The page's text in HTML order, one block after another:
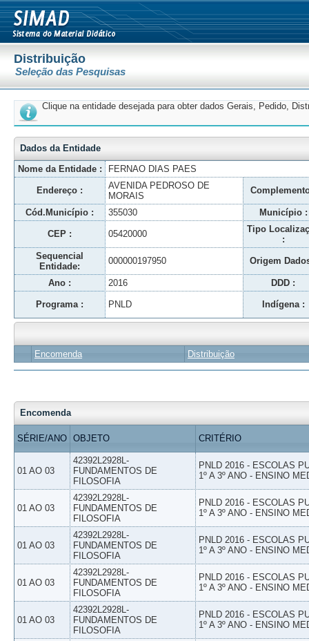
Distribuição
Seleção das Pesquisas
Clique na entidade desejada para obter dados Gerais, Pedido,
Dados da Entidade
Nome da Entidade :
FERNAO DIAS PAES
Endereço :
AVENIDA PEDROSO DE
MORAIS
Cód.Município : 355030 Município :
CEP : 05420000
Tipo
:
Sequencial
Entidade:
000000197950 Origem
Ano : 2016 DDD :
Programa : PNLD Indígena :
Encomenda Distribuição
Encomenda
SÉRIE/ANO OBJETO CRITÉRIO
01 AO 03
42392L2928L-
FUNDAMENTOS DE
FILOSOFIA
PNLD 2016 - ESCOLAS
1º A 3º ANO - ENSINO
01 AO 03
42392L2928L-
FUNDAMENTOS DE
FILOSOFIA
PNLD 2016 - ESCOLAS
1º A 3º ANO - ENSINO
01 AO 03
42392L2928L-
FUNDAMENTOS DE
FILOSOFIA
PNLD 2016 - ESCOLAS
1º A 3º ANO - ENSINO
01 AO 03
42392L2928L-
FUNDAMENTOS DE
FILOSOFIA
PNLD 2016 - ESCOLAS
1º A 3º ANO - ENSINO
01 AO 03
42392L2928L-
FUNDAMENTOS DE
FILOSOFIA
PNLD 2016 - ESCOLAS
1º A 3º ANO - ENSINO